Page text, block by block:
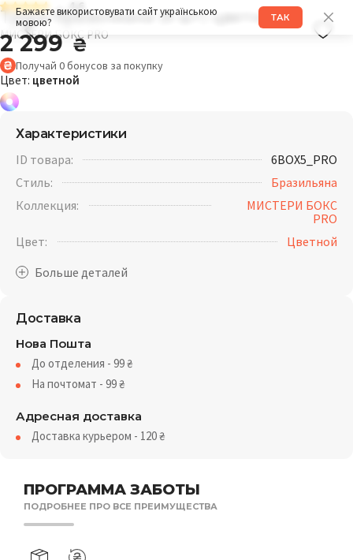
Бажаєте використовувати сайт українською
мовою?
ТАК
4.6
Трусы бразилиана (6 шт) цветной
МИСТЕРИ БОКС PRO
2 299₴
Получай 0бонусов за покупку
Цвет: цветной
ПРОГРАММА ЗАБОТЫ
ПОДРОБНЕЕ ПРО ВСЕ ПРЕИМУЩЕСТВА
Характеристики
ID товара:
6BOX5_PRO
Стиль:
Бразильяна
Коллекция:
МИСТЕРИ БОКС
PRO
Цвет:
Цветной
Доставка
Нова Пошта
До отделения - 99₴
На почтомат - 99₴
Адресная доставка
Доставка курьером - 120₴